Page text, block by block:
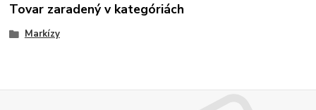
Tovar zaradený v kategóriách
Markízy